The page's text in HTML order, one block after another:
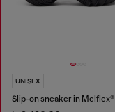
UNISEX
Slip-on sneaker in Melflex®